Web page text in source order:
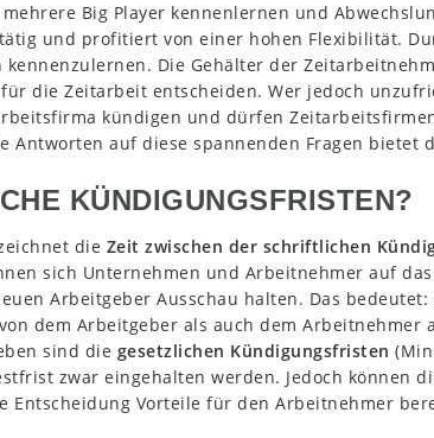
Big Player kennenlernen und
und profitiert von einer hohen Flexibilität.
Die Gehälter der
die Zeitarbeit entscheiden. Wer jedoch
kündigen und dürfen
Antworten auf diese spannenden Fragen bietet
KÜNDIGUNGSFRISTEN?
die Zeit zwischen der schriftlichen
sich Unternehmen und Arbeitnehmer auf
Arbeitgeber Ausschau halten. Das
dem Arbeitgeber als auch dem
sind die gesetzlichen Kündigungsfristen
zwar eingehalten werden. Jedoch können
Entscheidung Vorteile für den Arbeitnehmer